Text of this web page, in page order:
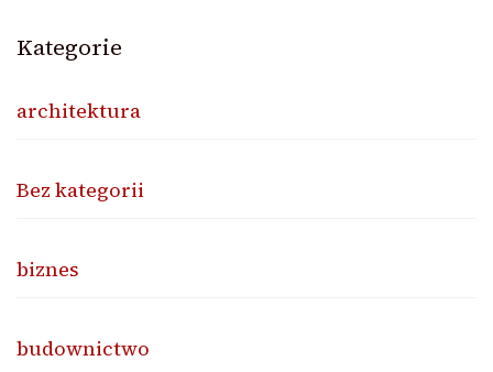
Kategorie
architektura
Bez kategorii
biznes
budownictwo